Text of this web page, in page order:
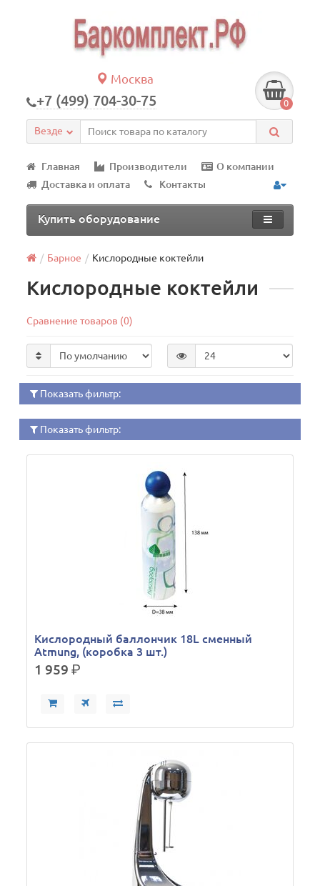
Москва
+7 (499) 704-30-75 0
Везде
Главная Производители
О компании
Доставка и оплата
Контакты
Купить оборудование
Барное Кислородные коктейли
Кислородные коктейли
Сравнение товаров (0)
Показать фильтр:
Показать фильтр:
Кислородный баллончик 18L сменный
Atmung, (коробка 3 шт.)
1 959р.